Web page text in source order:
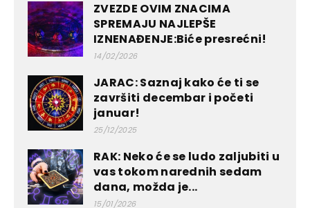
ZVEZDE OVIM ZNACIMA
SPREMAJU NAJLEPŠE
IZNENAĐENJE:Biće presrećni!
14/02/2026
JARAC: Saznaj kako će ti se
završiti decembar i početi
januar!
25/12/2025
RAK: Neko će se ludo zaljubiti u
vas tokom narednih sedam
dana, možda je...
15/01/2026